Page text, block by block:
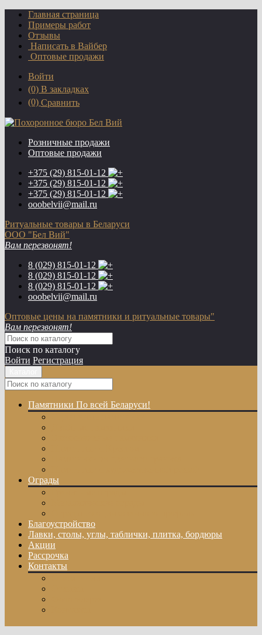
Главная страница
Примеры работ
Отзывы
Написать в Вайбер
Оптовые продажи
Войти
(0) В закладках
(0) Сравнить
Розничные продажи
Оптовые продажи
+375 (29) 815-01-12
+375 (29) 815-01-12
+375 (29) 815-01-12
ooobelvii@mail.ru
Ритуальные товары в Беларуси
ООО "Бел Вий"
Вам перезвонят!
8 (029) 815-01-12
8 (029) 815-01-12
8 (029) 815-01-12
ooobelvii@mail.ru
Оптовые цены на памятники и ритуальные товары"
Вам перезвонят!
Поиск по каталогу
Войти Регистрация
Памятники По всей Беларуси!
Ограды
Благоустройство
Лавки, столы, углы, таблички, плитка, бордюры
Акции
Рассрочка
Контакты